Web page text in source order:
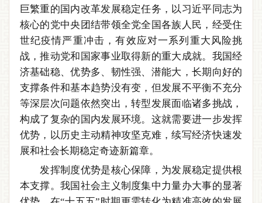
巨繁重的国内改革发展稳定任务，以习近平同志为
核心的党中央团结带领全党全国各族人民，经受住
世纪疫情严重冲击，有效应对一系列重大风险挑
战，推动党和国家事业取得新的重大成就。我国经
济基础稳、优势多、韧性强、潜能大，长期向好的
支撑条件和基本趋势没有变，但发展不平衡不充分
等深层次问题依然突出，转型发展面临诸多挑战，
构成了复杂的国内发展环境。这就需要进一步发挥
优势，以历史主动精神攻坚克难，续写经济快速发
展和社会长期稳定奇迹新篇章。
发挥制度优势是核心保障，为发展稳定提供根
本支撑。我国社会主义制度集中力量办大事的显著